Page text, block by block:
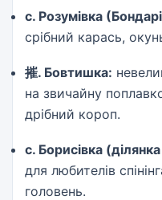
с. Розумівка
срібний карась,
摧. Бовтишка:
на звичайну
дрібний короп.
с. Борисівка (ділянка
для любителів
головень.